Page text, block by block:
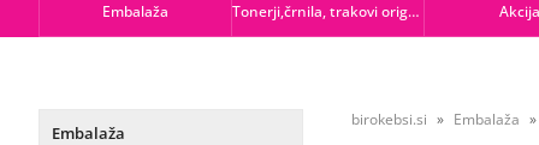
Embalaža Tonerji,črnila, trakovi orig.-rec. Akcija
Embalaža
birokebsi.si Embalaža